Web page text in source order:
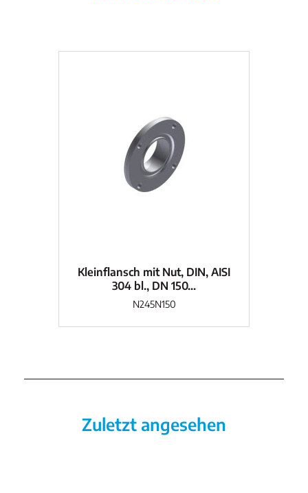
Kleinflansch mit Nut, DIN, AISI
304 bl., DN 150...
N245N150
Zuletzt angesehen